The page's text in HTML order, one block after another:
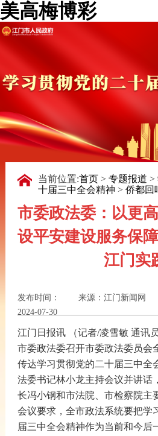
美高梅博彩
当前位置:首页> 专题报道 >
十届三中全会精神 > 侨都回
市委政法委：以更
设平安建设服务保
江门实
发布时间：
2024-07-30
09:59:07
来源：江门新闻网
字体【大 中 小】
江门日报讯 （记者/凌雪敏 通讯
市委政法委召开市委政法委员会
传达学习贯彻党的二十届三中全
法委书记林小龙主持会议并讲话
长冯小钢和市法院、市检察院主
会议要求，全市政法系统要把学
届三中全会精神作为当前和今后